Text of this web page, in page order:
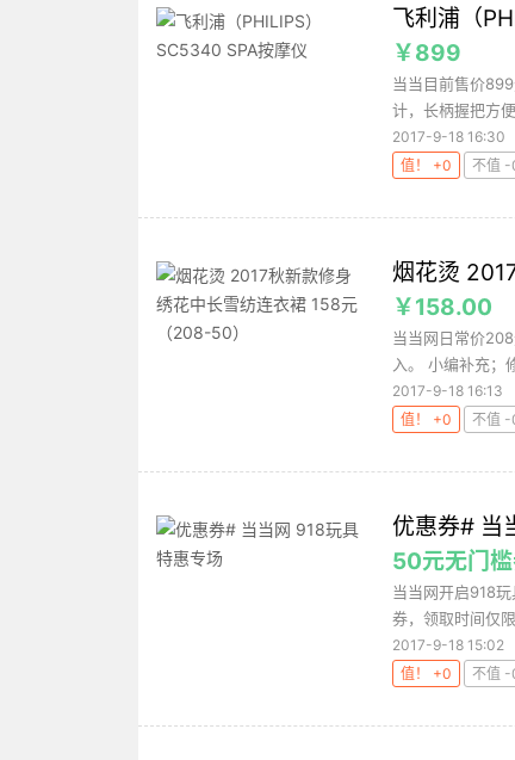
飞利浦（
￥899
当当目前售价
计，长柄握把方
2017-9-18 16:30
值！ +0
不值 -
烟花烫
￥158.00
当当网日常价
入。 小编补充；
2017-9-18 16:13
值！ +0
不值 -
优惠券# 当
50元无门
当当网开启918
券，领取时间仅
2017-9-18 15:02
值！ +0
不值 -